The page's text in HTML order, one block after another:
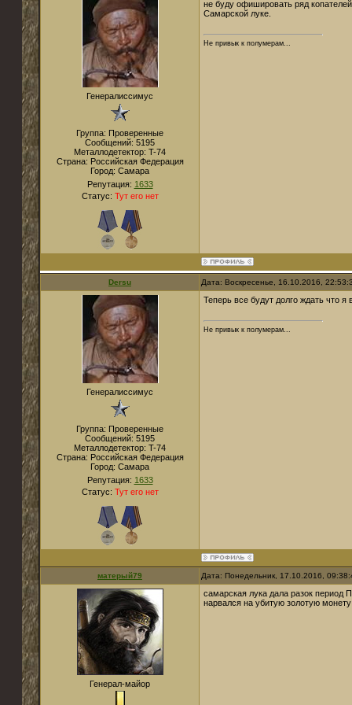
Генералиссимус
Группа: Проверенные
Сообщений: 5195
Металлодетектор: T-74
Страна: Российская Федерация
Город: Самара
Репутация: 1633
Статус: Тут его нет
не буду офишировать ряд
Самарской луке.
Не привык к полумерам...
Dersu Дата: Воскресенье, 16.10.2016,
Генералиссимус
Группа: Проверенные
Сообщений: 5195
Металлодетектор: T-74
Страна: Российская Федерация
Город: Самара
Репутация: 1633
Статус: Тут его нет
Теперь все будут долго ждать что
Не привык к полумерам...
матерый79 Дата: Понедельник, 17.10.2016,
Генерал-майор
самарская лука дала разок период
нарвался на убитую золотую